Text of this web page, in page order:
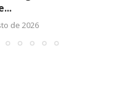
de 2026